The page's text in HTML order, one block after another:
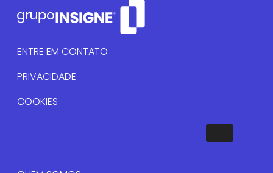
ENTRE EM CONTATO
PRIVACIDADE
COOKIES